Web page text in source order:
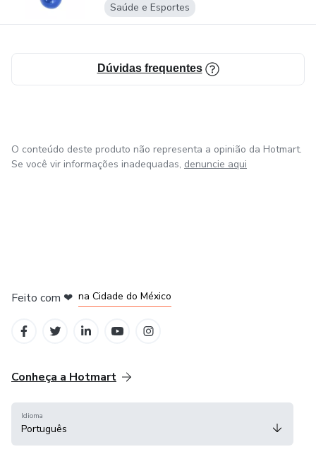
Saúde e Esportes
Dúvidas frequentes
O conteúdo deste produto não representa a opinião da Hotmart.
Se você vir informações inadequadas, denuncie aqui
Feito com ❤ na Cidade do México
Conheça a Hotmart
Idioma
Português